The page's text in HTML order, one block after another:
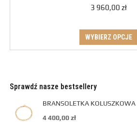
3 960,00 zł
WYBIERZ OPCJE
Sprawdź nasze bestsellery
BRANSOLETKA KOLUSZKOWA
4 400,00zł